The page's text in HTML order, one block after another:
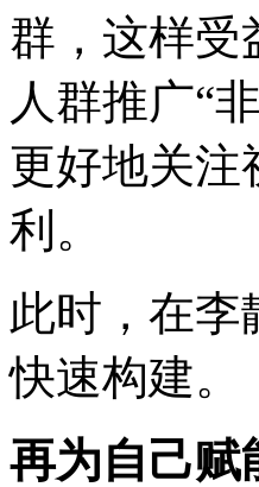
群，这样受
人群推广“
更好地关注
利。
此时，在李
快速构建。
再为自己赋